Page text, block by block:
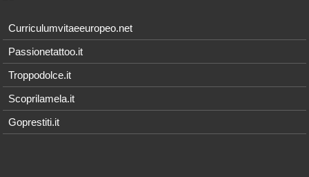
Curriculumvitaeeuropeo.net
Passionetattoo.it
Troppodolce.it
Scoprilamela.it
Goprestiti.it